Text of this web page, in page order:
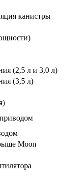
канистры
(2,5 л и 3,0 л)
(3,5 л)
Moon